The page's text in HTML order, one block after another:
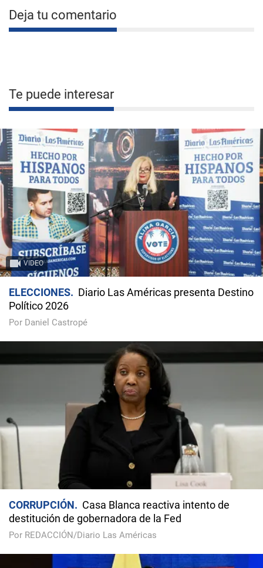
Deja tu comentario
Te puede interesar
VIDEO
ELECCIONES
Diario Las Américas presenta Destino
Político 2026
Por Daniel Castropé
CORRUPCIÓN
Casa Blanca reactiva intento de
destitución de gobernadora de la Fed
Por REDACCIÓN/Diario Las Américas